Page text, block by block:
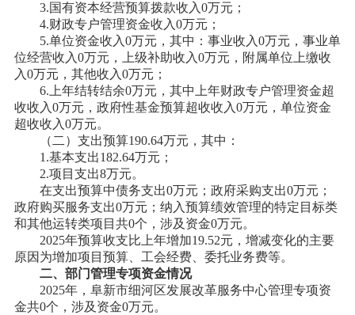
3.国有资本经营预算拨款收入0万元；
4.财政专户管理资金收入0万元；
5.单位资金收入0万元，其中：事业收入0万元，事业单
位经营收入0万元，上级补助收入0万元，附属单位上缴收
入0万元，其他收入0万元；
6.上年结转结余0万元，其中上年财政专户管理资金超
收收入0万元，政府性基金预算超收收入0万元，单位资金
超收收入0万元。
（二）支出预算190.64万元，其中：
1.基本支出182.64万元；
2.项目支出8万元。
在支出预算中债务支出0万元；政府采购支出0万元；
政府购买服务支出0万元；纳入预算绩效管理的特定目标类
和其他运转类项目共0个，涉及资金0万元。
2025年预算收支比上年增加19.52元，增减变化的主要
原因为增加项目预算、工会经费、委托业务费等。
二、部门管理专项资金情况
2025年， 阜新市细河区发展改革服务中心管理专项资
金共0个，涉及资金0万元。